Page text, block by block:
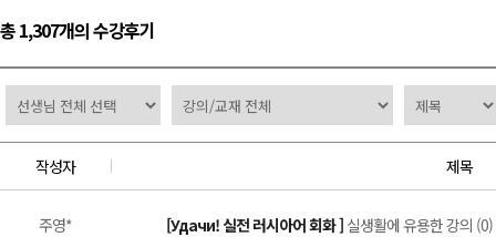
총 1,307개의 수강후기
작성자 제목
주영* [Удачи! 실전 러시아어 회화 ] 실생활에 유용한 강의 (0)